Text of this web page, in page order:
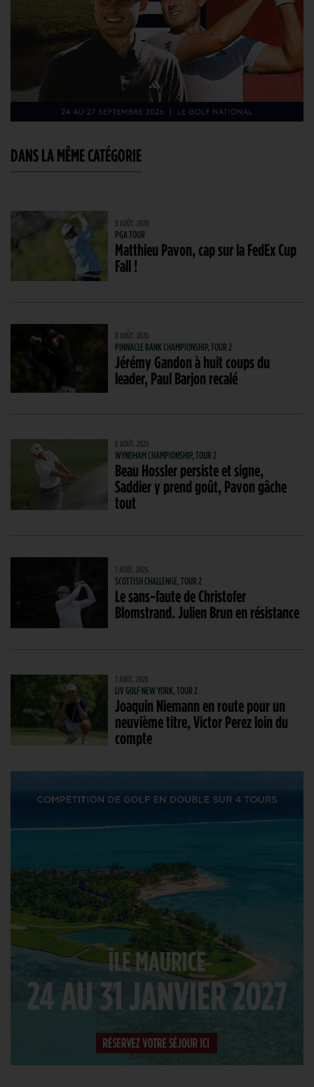
DANS LA MÊME CATÉGORIE
8 AOÛT. 2026
PGA TOUR
Matthieu Pavon, cap sur la FedEx Cup
Fall !
8 AOÛT. 2026
PINNACLE BANK CHAMPIONSHIP, TOUR 2
Jérémy Gandon à huit coups du
leader, Paul Barjon recalé
8 AOÛT. 2026
WYNDHAM CHAMPIONSHIP, TOUR 2
Beau Hossler persiste et signe,
Saddier y prend goût, Pavon gâche
tout
7 AOÛT. 2026
SCOTTISH CHALLENGE, TOUR 2
Le sans-faute de Christofer
Blomstrand. Julien Brun en résistance
7 AOÛT. 2026
LIV GOLF NEW YORK, TOUR 2
Joaquin Niemann en route pour un
neuvième titre, Victor Perez loin du
compte